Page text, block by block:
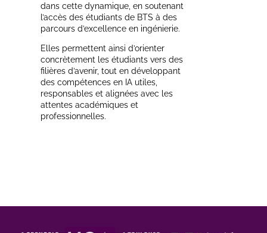
dans cette dynamique, en soutenant
l’accès des étudiants de BTS à des
parcours d’excellence en ingénierie.
Elles permettent ainsi d’orienter
concrètement les étudiants vers des
filières d’avenir, tout en développant
des compétences en IA utiles,
responsables et alignées avec les
attentes académiques et
professionnelles.